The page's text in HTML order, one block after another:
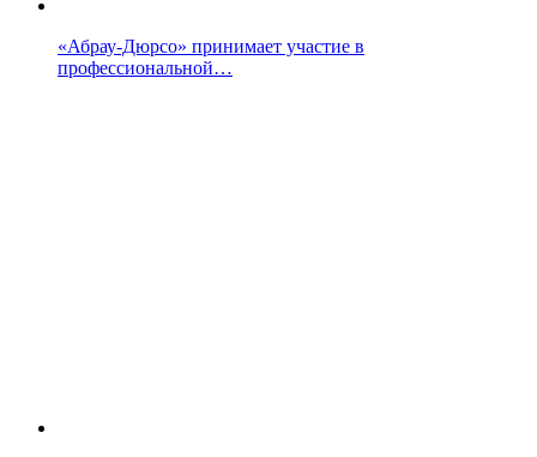
«Абрау-Дюрсо» принимает участие в
профессиональной…